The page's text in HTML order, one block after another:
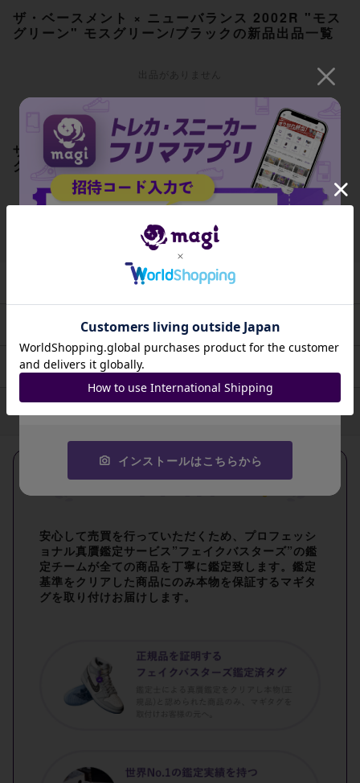
ザ・ベースメント × ニューバランス 2002R "モス
グリーン" モスグリーン/ブラックの新品出品一覧
ザ・ベースメント × ニューバランス 2002R "モス
グリーン" モスグリーン/ブラックの中古出品一覧
出品がありません
2023/02/11
¥19,630
スタイルコード
安心して売買を行っていただくため、プロフェッシ
ョナル真贋鑑定サービス”フェイクバスターズ”の鑑
定チームが全ての商品を丁寧に鑑定致します。鑑定
基準をクリアした商品にのみ本物を保証するマギタ
グを取り付けお届けします。
招待コード
JA9XS8
コピーする
インストールはこちらから